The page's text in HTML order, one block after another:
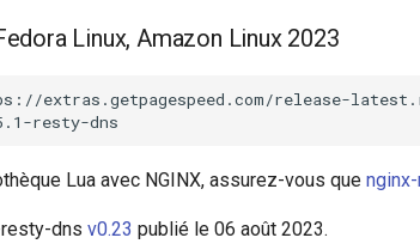
Linux, Amazon Linux 2023
extras.getpagespeed.com/release-
Lua avec NGINX, assurez-vous que
dns v0.23 publié le 06 août 2023.